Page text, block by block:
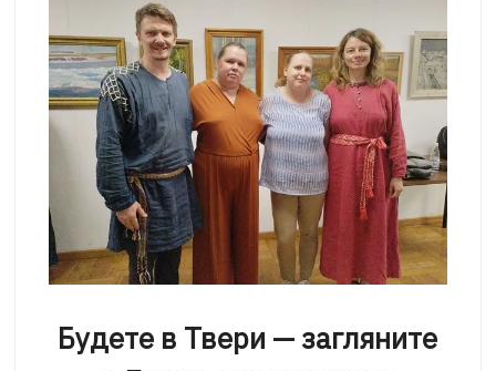
Будете в Твери — загляните